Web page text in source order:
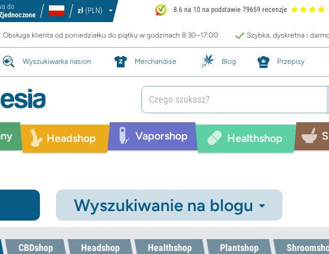
do
zł (PLN) 8.6 na 10 na podstawie 79659 recenzje
Obsługa klienta od poniedziałku do piątku w godzinach 8:30–17:00 Szybka, dyskretna i
Wyszukiwarka nasion Merchandise Blog Przepisy
Headshop Vaporshop Healthshop
Wyszukiwanie na blogu
CBDshop Headshop Healthshop Plantshop